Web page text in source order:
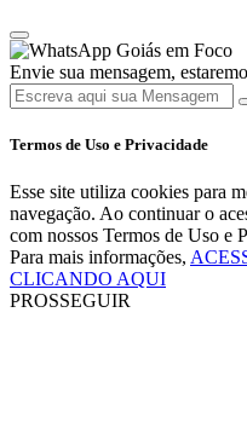
Goiás em Foco
Envie sua mensagem,
Termos de Uso e Privacidade
Esse site utiliza cookies para
navegação. Ao continuar o
com nossos Termos de Uso e
Para mais informações,
CLICANDO AQUI
PROSSEGUIR